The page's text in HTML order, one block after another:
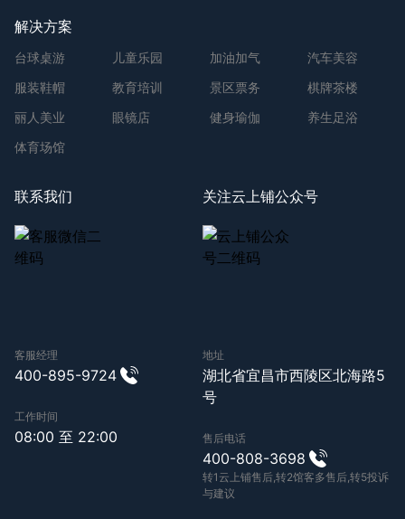
解决方案
台球桌游 儿童乐园 加油加气
汽车美容
服装鞋帽
教育培训 景区票务
棋牌茶楼
丽人美业
眼镜店 健身瑜伽
养生足浴
体育场馆
联系我们
客服经理
400-895-9724
工作时间
08:00 至 22:00
关注云上铺公众号
地址
湖北省宜昌市西陵区北海路5
号
售后电话
400-808-3698
转1云上铺售后,转2馆客多售后,转5投诉
与建议